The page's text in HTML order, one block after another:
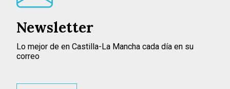
Newsletter
Lo mejor de en Castilla-La Mancha cada día en su
correo